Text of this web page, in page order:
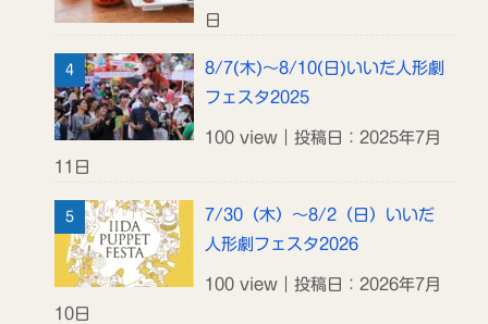
日
8/7(木)～8/10(日)いいだ人形劇
フェスタ2025
100 view｜投稿日：2025年7月
11日
7/30（木）～8/2（日）いいだ
人形劇フェスタ2026
100 view｜投稿日：2026年7月
10日